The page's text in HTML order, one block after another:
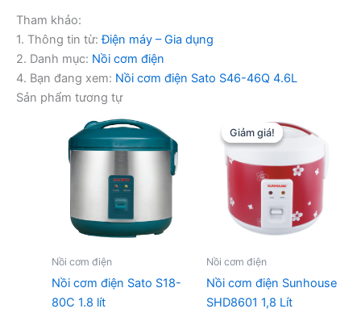
Tham khảo:
1. Thông tin từ:Điện máy – Gia dụng
2. Danh mục: Nồi cơm điện
4. Bạn đang xem: Nồi cơm điện Sato S46-46Q 4.6L
Sản phẩm tương tự
Nồi cơm điện
Nồi cơm điện Sato S18-
80C 1.8 lít
Giảm giá!
Giảm giá!
Nồi cơm điện
Nồi cơm điện Sunhouse
SHD8601 1,8 Lít